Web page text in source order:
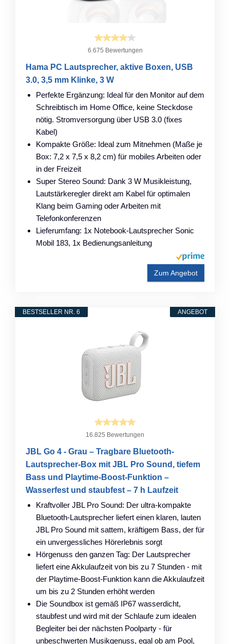
6.675 Bewertungen
Hama PC Lautsprecher, aktive Boxen, USB
3.0, 3,5 mm Klinke, 3 W
Perfekte Ergänzung: Ideal für den Monitor auf dem
Schreibtisch im Home Office, keine Steckdose
nötig. Stromversorgung über USB 3.0 (fixes
Kabel)
Kompakte Größe: Ideal zum Mitnehmen (Maße je
Box: 7,2 x 7,5 x 8,2 cm) für mobiles Arbeiten oder
in der Freizeit
Super Stereo Sound: Dank 3 W Musikleistung,
Lautstärkeregler direkt am Kabel für optimalen
Klang beim Gaming oder Arbeiten mit
Telefonkonferenzen
Lieferumfang: 1x Notebook-Lautsprecher Sonic
Mobil 183, 1x Bedienungsanleitung
Zum Angebot
ANGEBOT
BESTSELLER NR. 6
16.825 Bewertungen
JBL Go 4 - Grau – Tragbare Bluetooth-
Lautsprecher-Box mit JBL Pro Sound, tiefem
Bass und Playtime-Boost-Funktion –
Wasserfest und staubfest – 7 h Laufzeit
Kraftvoller JBL Pro Sound: Der ultra-kompakte
Bluetooth-Lautsprecher liefert einen klaren, lauten
JBL Pro Sound mit sattem, kräftigem Bass, der für
ein unvergessliches Hörerlebnis sorgt
Hörgenuss den ganzen Tag: Der Lautsprecher
liefert eine Akkulaufzeit von bis zu 7 Stunden - mit
der Playtime-Boost-Funktion kann die Akkulaufzeit
um bis zu 2 Stunden erhöht werden
Die Soundbox ist gemäß IP67 wasserdicht,
staubfest und wird mit der Schlaufe zum idealen
Begleiter bei der nächsten Poolparty - für
unbeschwerten Musikgenuss, egal ob am Pool,